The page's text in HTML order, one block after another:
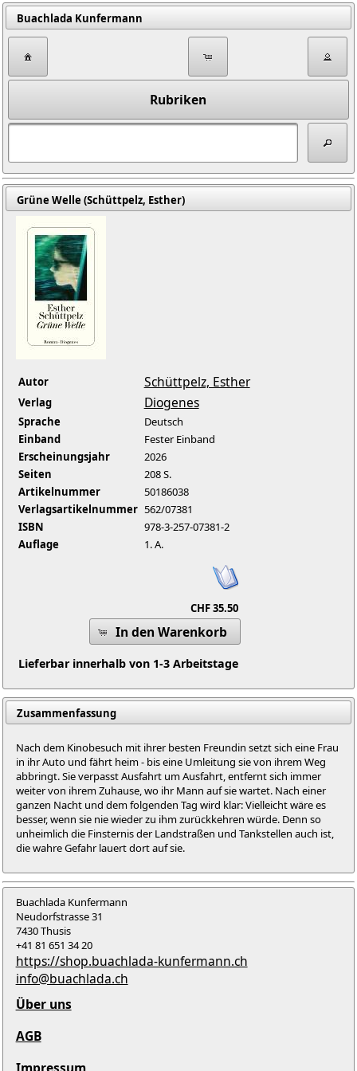
Buachlada Kunfermann
Rubriken
Grüne Welle (Schüttpelz, Esther)
Autor Schüttpelz, Esther
Verlag Diogenes
Sprache
Deutsch
Einband
Fester Einband
Erscheinungsjahr
2026
Seiten
208 S.
Artikelnummer
50186038
Verlagsartikelnummer 562/07381
ISBN
978-3-257-07381-2
Auflage
1. A.
CHF 35.50
In den Warenkorb
Lieferbar innerhalb von 1-3 Arbeitstage
Zusammenfassung
Nach dem Kinobesuch mit ihrer besten Freundin setzt sich eine Frau
in ihr Auto und fährt heim - bis eine Umleitung sie von ihrem Weg
abbringt. Sie verpasst Ausfahrt um Ausfahrt, entfernt sich immer
weiter von ihrem Zuhause, wo ihr Mann auf sie wartet. Nach einer
ganzen Nacht und dem folgenden Tag wird klar: Vielleicht wäre es
besser, wenn sie nie wieder zu ihm zurückkehren würde. Denn so
unheimlich die Finsternis der Landstraßen und Tankstellen auch ist,
die wahre Gefahr lauert dort auf sie.
Buachlada Kunfermann
Neudorfstrasse 31
7430 Thusis
+41 81 651 34 20
https://shop.buachlada-kunfermann.ch
info@buachlada.ch
Über uns
AGB